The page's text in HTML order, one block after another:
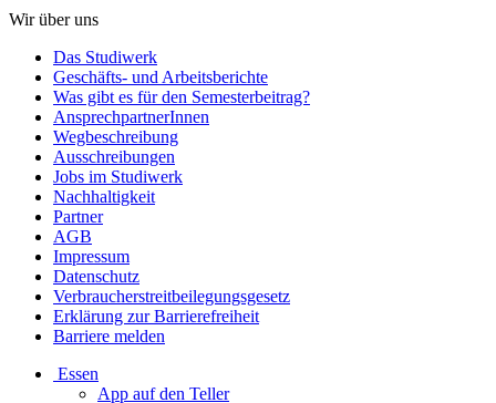
Wir über uns
Das Studiwerk
Geschäfts- und Arbeitsberichte
Was gibt es für den Semesterbeitrag?
AnsprechpartnerInnen
Wegbeschreibung
Ausschreibungen
Jobs im Studiwerk
Nachhaltigkeit
Partner
AGB
Impressum
Datenschutz
Verbraucherstreitbeilegungsgesetz
Erklärung zur Barrierefreiheit
Barriere melden
Essen
App auf den Teller